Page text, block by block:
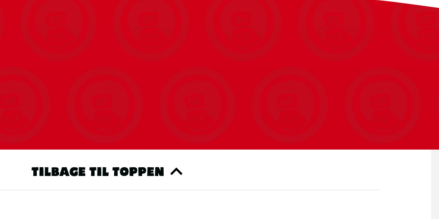
maks. 20,0 W / 12,0 V⎓, 1,67 A, maks. 20,0 W
18 W / 12,0 V, 1,5 A, maks. 18,0 W
TILBAGE TIL TOPPEN